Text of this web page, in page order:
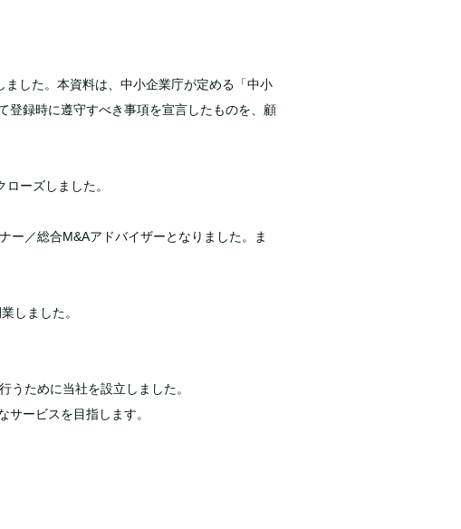
ました。本資料は、中小企業庁が定める「中小
登録時に遵守すべき事項を宣言したものを、顧
ーズしました。
ー／総合M&Aアドバイザーとなりました。ま
しました。
うために当社を設立しました。
サービスを目指します。